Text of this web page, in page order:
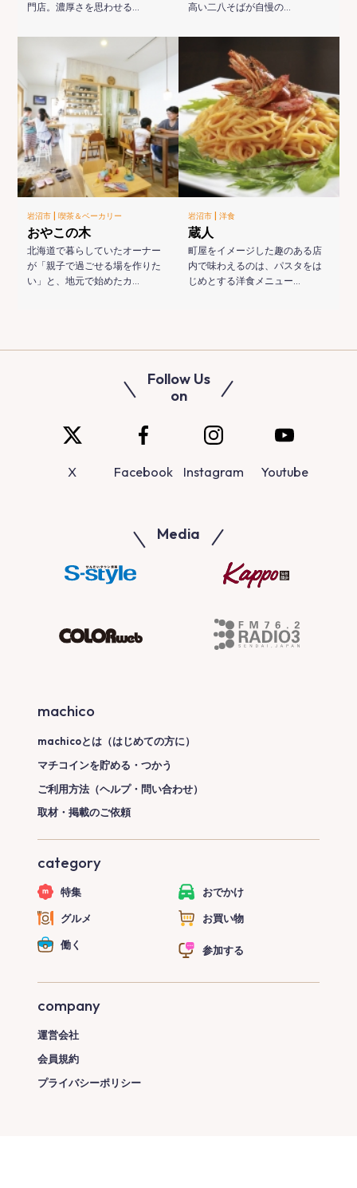
門店。濃厚さを思わせる…
高い二八そばが自慢の…
岩沼市 |喫茶＆ベーカリー
おやこの木
北海道で暮らしていたオーナー
が「親子で過ごせる場を作りた
い」と、地元で始めたカ…
岩沼市 | 洋食
蔵人
町屋をイメージした趣のある店
内で味わえるのは、パスタをは
じめとする洋食メニュー…
Follow Us
on
X Facebook Instagram Youtube
Media
machico
machicoとは（はじめての方に）
マチコインを貯める・つかう
ご利用方法（ヘルプ・問い合わせ）
取材・掲載のご依頼
category
特集 おでかけ
グルメ お買い物
働く 参加する
company
運営会社
会員規約
プライバシーポリシー